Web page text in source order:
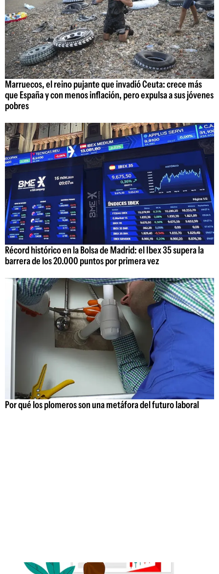
Marruecos, el reino pujante que invadió Ceuta: crece más
que España y con menos inflación, pero expulsa a sus jóvenes
pobres
Récord histórico en la Bolsa de Madrid: el Ibex 35 supera la
barrera de los 20.000 puntos por primera vez
Por qué los plomeros son una metáfora del futuro laboral